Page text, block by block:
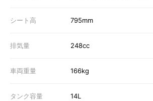
シート高 795mm
排気量 248cc
車両重量 166kg
タンク容量 14L